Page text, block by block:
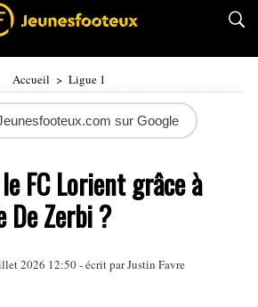
Accueil > Ligue 1
sur Google
FC Lorient grâce à
De Zerbi ?
2026 12:50 - écrit parJustin Favre